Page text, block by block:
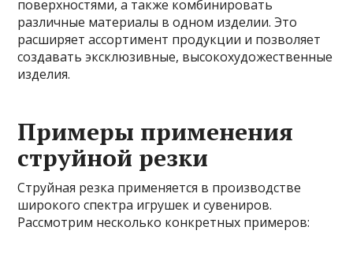
поверхностями, а также комбинировать
различные материалы в одном изделии. Это
расширяет ассортимент продукции и позволяет
создавать эксклюзивные, высокохудожественные
изделия.
Примеры применения
струйной резки
Струйная резка применяется в производстве
широкого спектра игрушек и сувениров.
Рассмотрим несколько конкретных примеров: